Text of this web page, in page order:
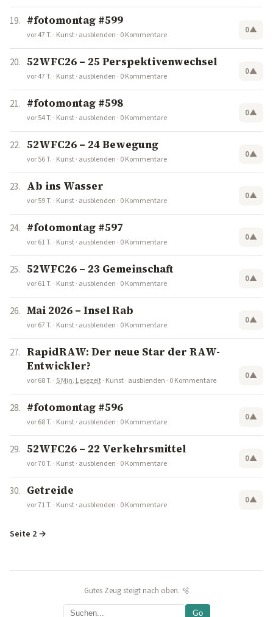
#fotomontag #599
vor 47 T. · Kunst· ausblenden · 0 Kommentare 0▲
52WFC26 – 25 Perspektivenwechsel
vor 47 T. · Kunst· ausblenden · 0 Kommentare 0▲
#fotomontag #598
vor 54 T. · Kunst· ausblenden · 0 Kommentare 0▲
52WFC26 – 24 Bewegung
vor 56 T. · Kunst· ausblenden · 0 Kommentare 0▲
Ab ins Wasser
vor 59 T. · Kunst· ausblenden · 0 Kommentare 0▲
#fotomontag #597
vor 61 T. · Kunst· ausblenden · 0 Kommentare 0▲
52WFC26 – 23 Gemeinschaft
vor 61 T. · Kunst· ausblenden · 0 Kommentare 0▲
Mai 2026 – Insel Rab
vor 67 T. · Kunst· ausblenden · 0 Kommentare 0▲
RapidRAW: Der neue Star der RAW-
Entwickler?
vor 68 T. · 5 Min. Lesezeit· Kunst· ausblenden · 0 Kommentare 0▲
#fotomontag #596
vor 68 T. · Kunst· ausblenden · 0 Kommentare 0▲
52WFC26 – 22 Verkehrsmittel
vor 70 T. · Kunst· ausblenden · 0 Kommentare 0▲
Getreide
vor 71 T. · Kunst· ausblenden · 0 Kommentare 0▲
Seite 2 →
Gutes Zeug steigt nach oben. 🫧
Go